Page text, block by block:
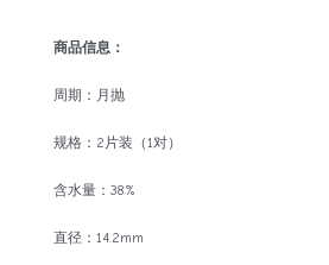
商品信息：
周期：月抛
规格：2片装（1对）
含水量：38%
直径：14.2mm